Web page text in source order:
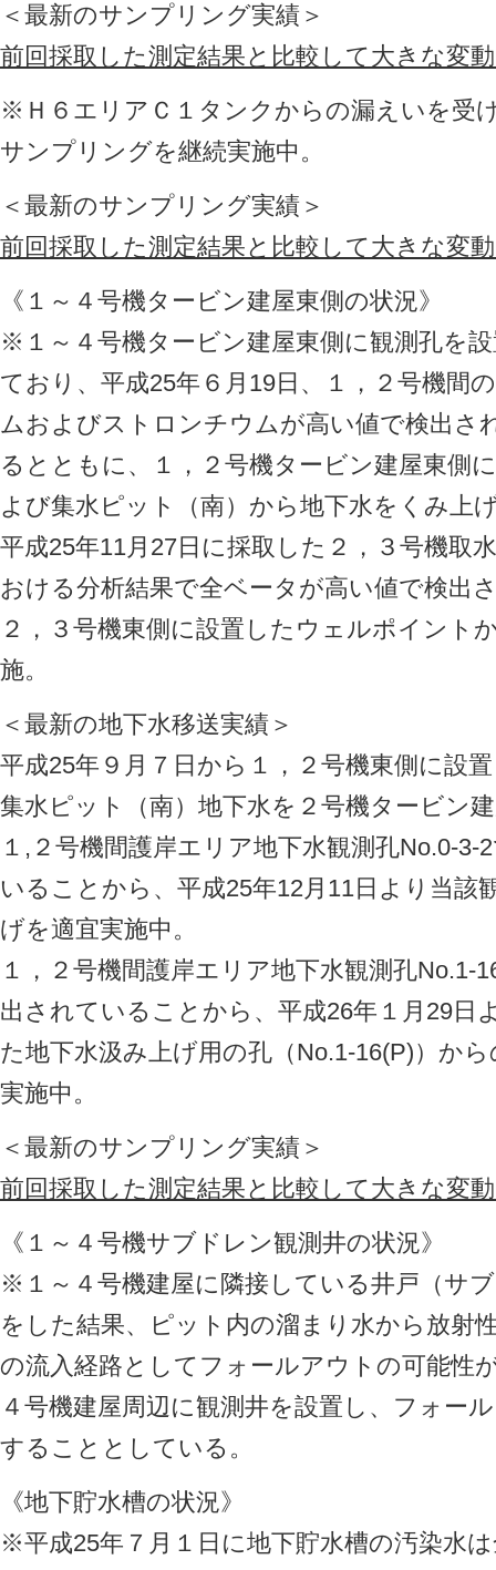
＜最新のサンプリング実績＞
前回採取した測定結果と比較して大きな変
※Ｈ６エリアＣ１タンクからの漏えいを受
サンプリングを継続実施中。
＜最新のサンプリング実績＞
前回採取した測定結果と比較して大きな変
《１～４号機タービン建屋東側の状況》
※１～４号機タービン建屋東側に観測孔を
ており、平成25年６月19日、１，２号機間
ムおよびストロンチウムが高い値で検出さ
るとともに、１，２号機タービン建屋東側
よび集水ピット（南）から地下水をくみ上
平成25年11月27日に採取した２，３号機取
おける分析結果で全ベータが高い値で検出
２，３号機東側に設置したウェルポイント
施。
＜最新の地下水移送実績＞
平成25年９月７日から１，２号機東側に設
集水ピット（南）地下水を２号機タービン
１,２号機間護岸エリア地下水観測孔No.0-
いることから、平成25年12月11日より当該
げを適宜実施中。
１，２号機間護岸エリア地下水観測孔No.1-
出されていることから、平成26年１月29日
た地下水汲み上げ用の孔（No.1-16(P)）か
実施中。
＜最新のサンプリング実績＞
前回採取した測定結果と比較して大きな変
《１～４号機サブドレン観測井の状況》
※１～４号機建屋に隣接している井戸（サ
をした結果、ピット内の溜まり水から放射
の流入経路としてフォールアウトの可能性
４号機建屋周辺に観測井を設置し、フォー
することとしている。
《地下貯水槽の状況》
※平成25年７月１日に地下貯水槽の汚染水